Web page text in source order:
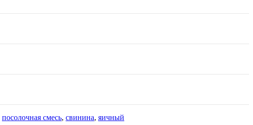
посолочная смесь, свинина, яичный